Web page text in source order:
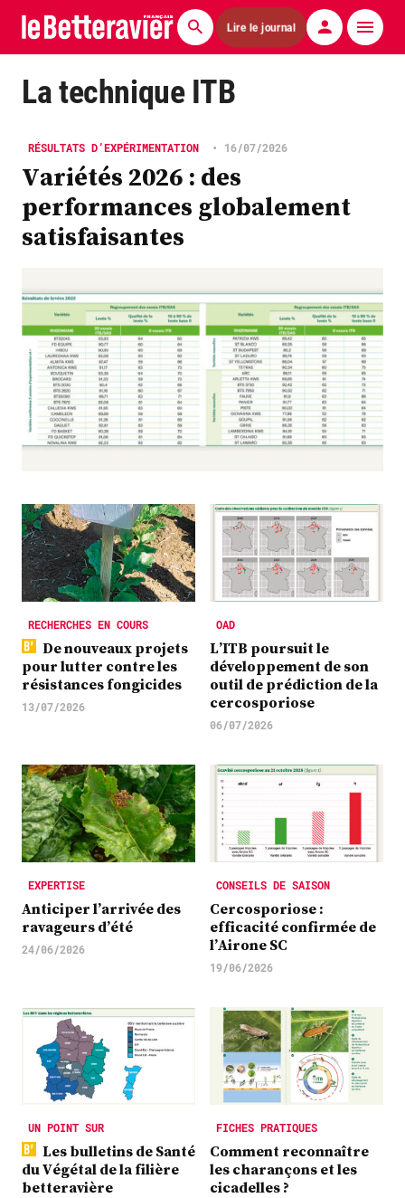
Lire le journal
Actualités
Agronomie
Matériels
La technique ITB
Pommes de terre
Guides pratiques
Chasse
Plus
La technique ITB
RÉSULTATS D’EXPÉRIMENTATION • 16/07/2026
Variétés 2026 : des
performances globalement
satisfaisantes
RECHERCHES EN COURS
De nouveaux projets
pour lutter contre les
résistances fongicides
13/07/2026
OAD
L’ITB poursuit le
développement de son
outil de prédiction de la
cercosporiose
06/07/2026
EXPERTISE
Anticiper l’arrivée des
ravageurs d’été
24/06/2026
CONSEILS DE SAISON
Cercosporiose :
efficacité confirmée de
l’Airone SC
19/06/2026
UN POINT SUR
Les bulletins de Santé
du Végétal de la filière
betteravière
FICHES PRATIQUES
Comment reconnaître
les charançons et les
cicadelles ?